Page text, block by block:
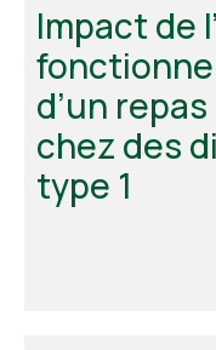
Impact de
d’un
chez des
type 1